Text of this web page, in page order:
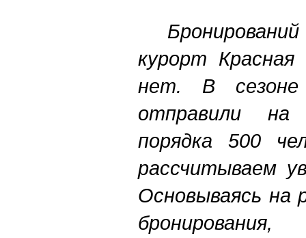
курорт Красная
нет. В
отправили на
порядка 500
рассчитываем
Основываясь на
бронирования,